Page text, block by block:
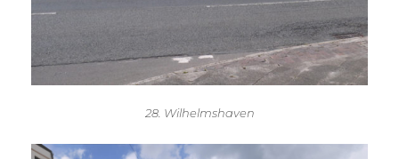
28. Wilhelmshaven